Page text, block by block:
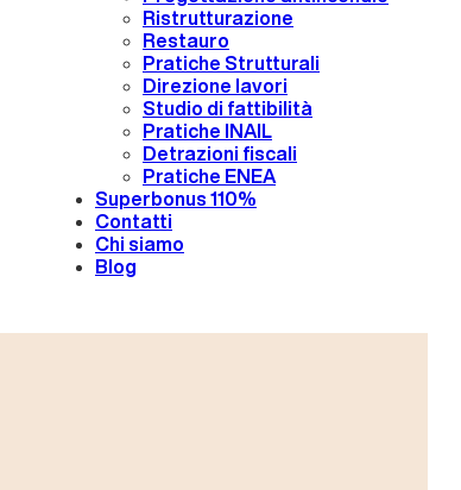
Ristrutturazione
Restauro
Pratiche Strutturali
Direzione lavori
Studio di fattibilità
Pratiche INAIL
Detrazioni fiscali
Pratiche ENEA
Superbonus 110%
Contatti
Chi siamo
Blog